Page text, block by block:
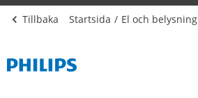
Tillbaka Startsida El och belysning